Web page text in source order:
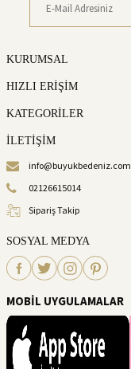
KURUMSAL
HIZLI ERİŞİM
KATEGORİLER
İLETİŞİM
info@buyukbedeniz.com
02126615014
Sipariş Takip
SOSYAL MEDYA
MOBİL UYGULAMALAR